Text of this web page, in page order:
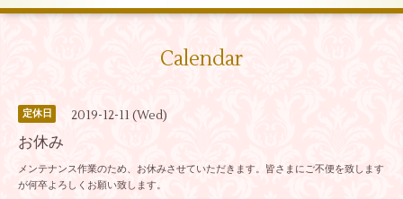
Calendar
定休日 2019-12-11 (Wed)
お休み
メンテナンス作業のため、お休みさせていただきます。皆さまにご不便を致します
が何卒よろしくお願い致します。